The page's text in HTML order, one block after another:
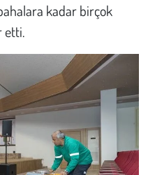
kadar birçok
etti.